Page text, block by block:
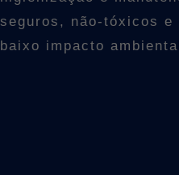
seguros, não-tóxicos e
baixo impacto